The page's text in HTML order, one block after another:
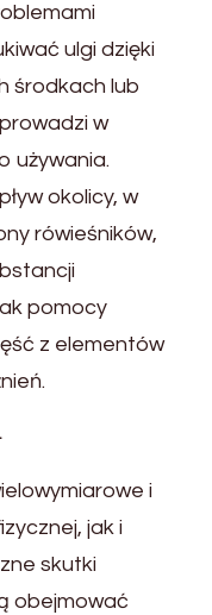
ulgi dzięki
środkach lub
w
używania.
okolicy, w
rówieśników,
pomocy
z elementów
i
jak i
skutki
obejmować